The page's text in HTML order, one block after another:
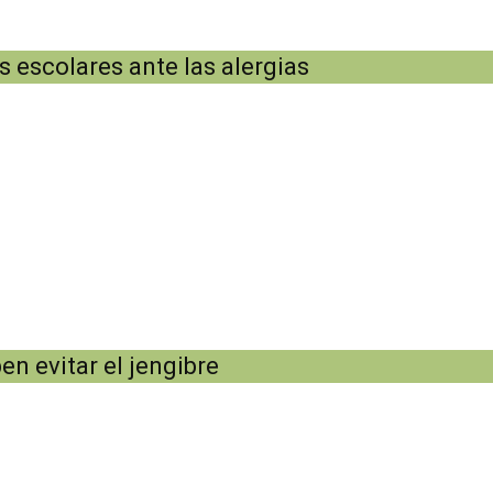
escolares ante las alergias
evitar el jengibre